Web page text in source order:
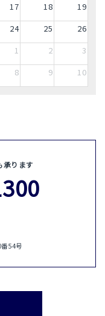
17 18
19
24 25
26
1 2
3
8 9 10
承ります
54号